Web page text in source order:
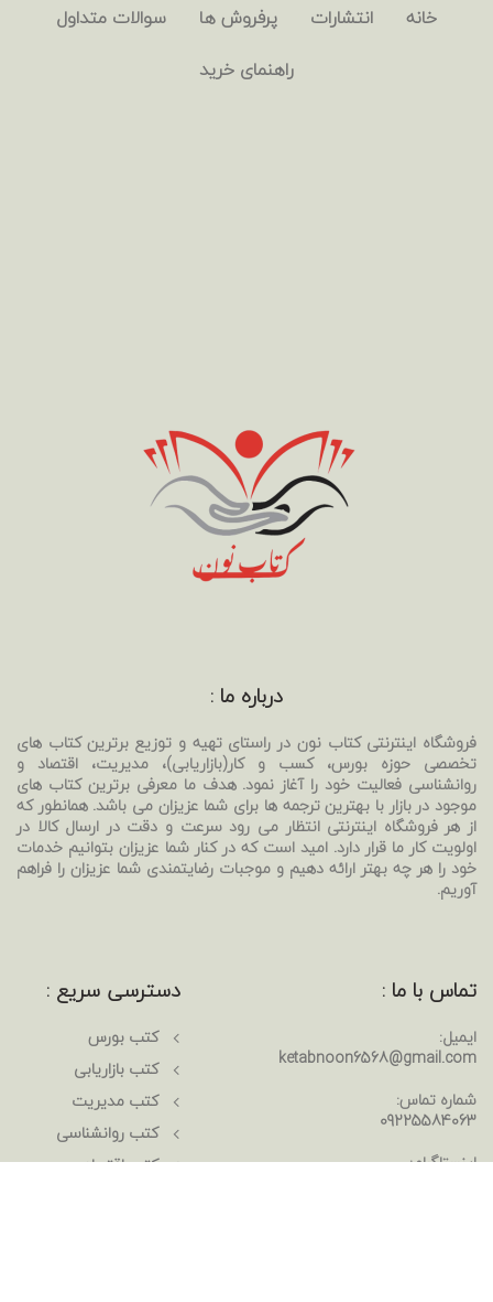
خانه انتشارات پرفروش ها
سوالات متداول
راهنمای خرید
درباره ما :
فروشگاه اینترنتی کتاب نون در راستای تهیه و توزیع برترین کتاب های
تخصصی حوزه بورس، کسب و کار(بازاریابی)، مدیریت، اقتصاد و
روانشناسی فعالیت خود را آغاز نمود. هدف ما معرفی برترین کتاب های
موجود در بازار با بهترین ترجمه ها برای شما عزیزان می باشد. همانطور که
از هر فروشگاه اینترنتی انتظار می رود سرعت و دقت در ارسال کالا در
اولویت کار ما قرار دارد. امید است که در کنار شما عزیزان بتوانیم خدمات
خود را هر چه بهتر ارائه دهیم و موجبات رضایتمندی شما عزیزان را فراهم
آوریم.
دسترسی سریع :
کتب بورس
کتب بازاریابی
کتب مدیریت
کتب روانشناسی
کتب اقتصاد
تماس با ما :
ایمیل:
ketabnoon6568@gmail.com
شماره تماس:
09225584063
اینستاگرام: